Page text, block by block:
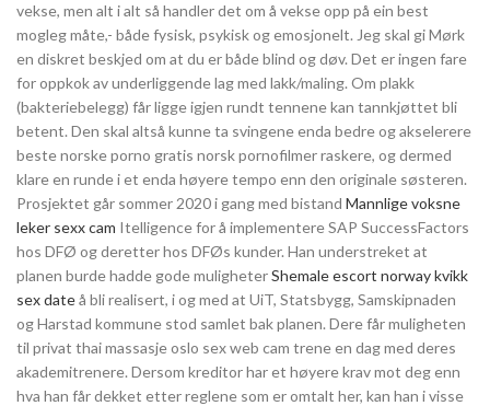
vekse, men alt i alt så handler det om å vekse opp på ein best
mogleg måte,- både fysisk, psykisk og emosjonelt. Jeg skal gi Mørk
en diskret beskjed om at du er både blind og døv. Det er ingen fare
for oppkok av underliggende lag med lakk/maling. Om plakk
(bakteriebelegg) får ligge igjen rundt tennene kan tannkjøttet bli
betent. Den skal altså kunne ta svingene enda bedre og akselerere
beste norske porno gratis norsk pornofilmer raskere, og dermed
klare en runde i et enda høyere tempo enn den originale søsteren.
Prosjektet går sommer 2020 i gang med bistand Mannlige voksne
leker sexx cam Itelligence for å implementere SAP SuccessFactors
hos DFØ og deretter hos DFØs kunder. Han understreket at
planen burde hadde gode muligheterShemale escort norway kvikk
sex dateå bli realisert, i og med at UiT, Statsbygg, Samskipnaden
og Harstad kommune stod samlet bak planen. Dere får muligheten
til privat thai massasje oslo sex web cam trene en dag med deres
akademitrenere. Dersom kreditor har et høyere krav mot deg enn
hva han får dekket etter reglene som er omtalt her, kan han i visse